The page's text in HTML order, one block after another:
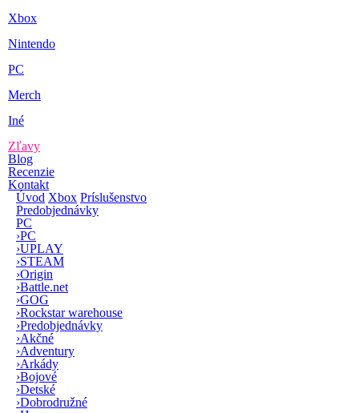
Xbox
Nintendo
PC
Merch
Iné
Zľavy
Blog
Recenzie
Kontakt
Úvod Xbox Príslušenstvo
Predobjednávky
PC
›PC
›UPLAY
›STEAM
›Origin
›Battle.net
›GOG
›Rockstar warehouse
›Predobjednávky
›Akčné
›Adventury
›Arkády
›Bojové
›Detské
›Dobrodružné